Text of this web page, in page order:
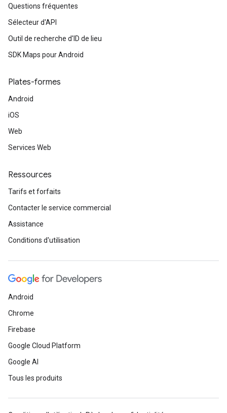
Questions fréquentes
Sélecteur d'API
Outil de recherche d'ID de lieu
SDK Maps pour Android
Plates-formes
Android
iOS
Web
Services Web
Ressources
Tarifs et forfaits
Contacter le service commercial
Assistance
Conditions d'utilisation
Android
Chrome
Firebase
Google Cloud Platform
Google AI
Tous les produits